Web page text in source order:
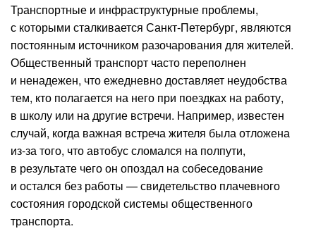
Транспортные и инфраструктурные проблемы,
с которыми сталкивается Санкт-Петербург, являются
постоянным источником разочарования для жителей.
Общественный транспорт часто переполнен
и ненадежен, что ежедневно доставляет неудобства
тем, кто полагается на него при поездках на работу,
в школу или на другие встречи. Например, известен
случай, когда важная встреча жителя была отложена
из-за того, что автобус сломался на полпути,
в результате чего он опоздал на собеседование
и остался без работы — свидетельство плачевного
состояния городской системы общественного
транспорта.